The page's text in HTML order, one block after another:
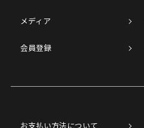
メディア
会員登録
お支払い方法について